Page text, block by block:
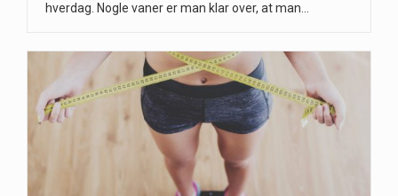
hverdag. Nogle vaner er man klar over, at man…